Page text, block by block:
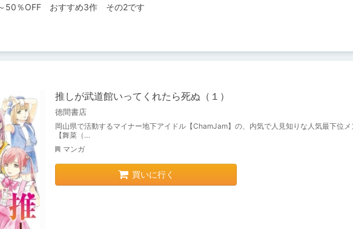
50％OFF　おすすめ3作　その2です
推しが武道館いってくれたら死ぬ（１）
徳間書店
岡山県で活動するマイナー地下アイドル【ChamJam】の、内気で人見知りな人気最下位メ
【舞菜（…
マンガ
買いに行く